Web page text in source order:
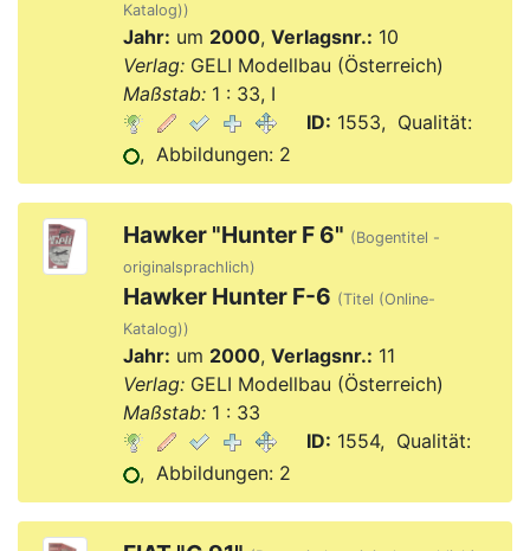
Katalog))
Jahr: um 2000, Verlagsnr.: 10
Verlag:GELI Modellbau (Österreich)
Maßstab:1 : 33, I
ID: 1553, Qualität:
, Abbildungen: 2
Hawker "Hunter F 6" (Bogentitel -
originalsprachlich)
Hawker Hunter F-6 (Titel (Online-
Katalog))
Jahr: um 2000, Verlagsnr.: 11
Verlag:GELI Modellbau (Österreich)
Maßstab:1 : 33
ID: 1554, Qualität:
, Abbildungen: 2